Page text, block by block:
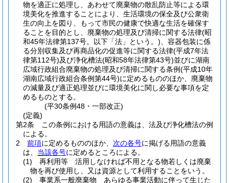
物を適正に処理し、あわせて廃棄物の散乱防止等による環
境美化を推進することにより、生活環境の保全及び公衆衛
生の向上を図り、もって市民の健康で快適な生活を確保す
ることを目的とし、廃棄物の処理及び清掃に関する法律(昭
和45年法律第137号。以下「法」という。) 、容器包装に係
る分別収集及び再商品化の促進等に関する法律(平成7年法
律第112号)及び浄化槽法(昭和58年法律第43号)並びに湖南
広域行政組合廃棄物の処理及び清掃に関する条例(平成10年
湖南広域行政組合条例第44号)に定めるもののほか、廃棄物
の減量及び適正処理並びに環境美化に関し必要な事項を定
めるものとする。
(平30条例48・一部改正)
(定義)
第2条
この条例における用語の意義は、法及び浄化槽法の例
による。
2
前項に定めるもののほか、 次の各号に掲げる用語の意義
は、 当該各号に定めるところによる。
(1)
再利用等 活用しなければ不用となる物若しくは廃棄
物を再び使用し、又は資源として利用することをいう。
(2)
事業系一般廃棄物 あらゆる事業活動に伴って生じた